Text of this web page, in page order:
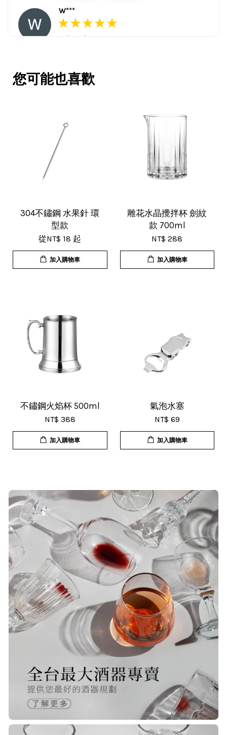
W***
16/Nov/2025 03:45 pm
這購買。希望賣家能多選賣更多商
超用心的包裝，非常好用的產品，謝
謝賣家，價格超優惠，CP值超高，推
薦給大家！
U***
18/Nov/2025 07:35 pm
杯子的品質非常好、寄出很快速很有
效率，現在買調酒用品都會優先選購
19/Nov/2025 02:50 pm
貨速度快，商品品質也很ok，價格又
超值，值得推薦大家購買
S***
20/Nov/2025 10:10 am
很快就收到商品了，出貨速度相當
快，下單後很快就出貨了，商品包裝
您可能也喜歡
304不鏽鋼 水果針 環
型款
從NT$ 18 起
加入購物車
雕花水晶攪拌杯 劍紋
款 700ml
NT$ 288
加入購物車
不鏽鋼火焰杯 500ml
NT$ 388
加入購物車
氣泡水塞
NT$ 69
加入購物車